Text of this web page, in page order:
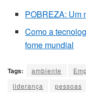
POBREZA: Um
Como a
fome mundial
Tags: ambiente
liderança
pessoas